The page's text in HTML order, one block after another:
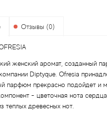
Отзывы (0)
женский аромат, созданный
Diptyque. Ofresia
парфюм прекрасно подойдет и
- цветочная нота
теплых древесных нот.